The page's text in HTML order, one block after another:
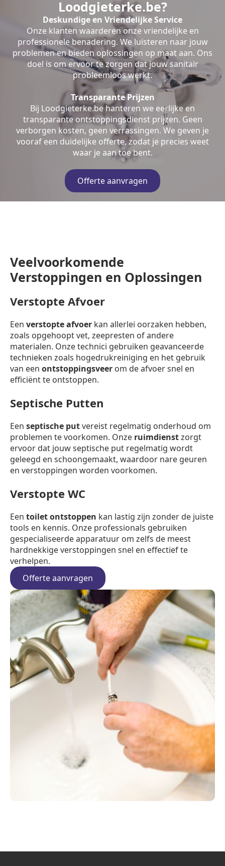
Loodgieterke.be?
Deskundige en Vriendelijke Service
Onze klanten waarderen onze vriendelijke en
professionele benadering. We luisteren naar jouw
problemen en bieden oplossingen op maat aan. Ons
doel is om ervoor te zorgen dat jouw sanitair
probleemloos werkt.
Transparante Prijzen
Bij Loodgieterke.be hanteren we eerlijke en
transparante ontstoppingsdienst prijzen. Geen
verborgen kosten, geen verrassingen. We geven je
vooraf een duidelijke offerte, zodat je precies weet
waar je aan toe bent.
Offerte aanvragen
Veelvoorkomende
Verstoppingen en Oplossingen
Verstopte Afvoer
Een verstopte afvoer kan allerlei oorzaken hebben,
zoals opgehoopt vet, zeepresten of andere
materialen. Onze technici gebruiken geavanceerde
technieken zoals hogedrukreiniging en het gebruik
van een ontstoppingsveer om de afvoer snel en
efficiënt te ontstoppen.
Septische Putten
Een septische putvereist regelmatig onderhoud om
problemen te voorkomen. Onze ruimdienstzorgt
ervoor dat jouw septische put regelmatig wordt
geleegd en schoongemaakt, waardoor nare geuren
en verstoppingen worden voorkomen.
Verstopte WC
Een toilet ontstoppen kan lastig zijn zonder de juiste
tools en kennis. Onze professionals gebruiken
gespecialiseerde apparatuur om zelfs de meest
hardnekkige verstoppingen snel en effectief te
verhelpen.
Offerte aanvragen